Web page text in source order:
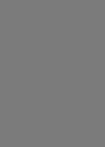
www.tiktok.com/
https://